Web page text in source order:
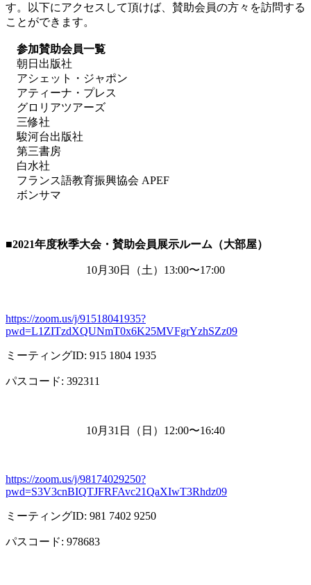
す。以下にアクセスして頂けば、賛助会員の方々を訪問する
ことができます。
参加賛助会員一覧
朝日出版社
アシェット・ジャポン
アティーナ・プレス
グロリアツアーズ
三修社
駿河台出版社
第三書房
白水社
フランス語教育振興協会 APEF
ボンサマ
■2021年度秋季大会・賛助会員展示ルーム（大部屋）
10月 30日（土） 13:00〜17:00
https://zoom.us/j/91518041935?
pwd=L1ZITzdXQUNmT0x6K25MVFgrYzhSZz09
ミーティングID: 915 1804 1935
パスコード: 392311
10月 31 日（日） 12:00〜16:40
https://zoom.us/j/98174029250?
pwd=S3V3cnBIQTJFRFAvc21QaXIwT3Rhdz09
ミーティングID: 981 7402 9250
パスコード: 978683